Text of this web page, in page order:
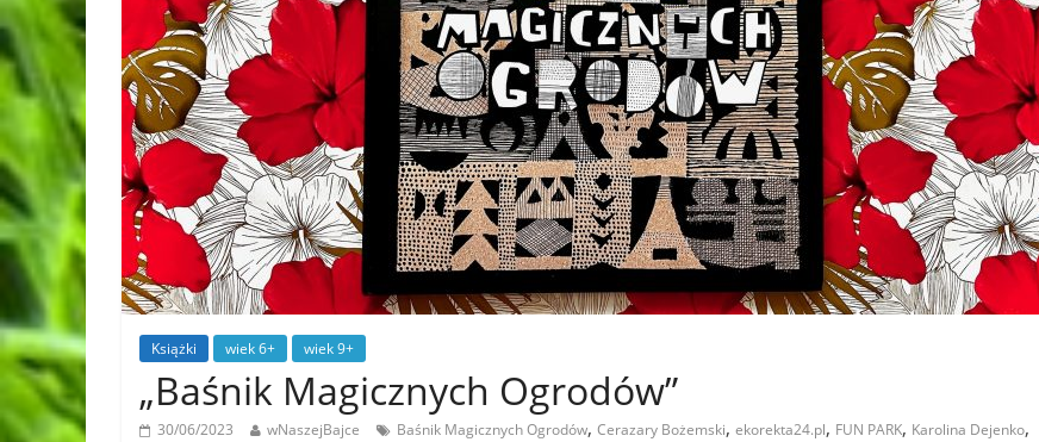
Książki wiek 6+ wiek 9+
„Baśnik Magicznych Ogrodów”
30/06/2023 wNaszejBajce Baśnik Magicznych Ogrodów, Cerazary Bożemski, ekorekta24.pl, FUN PARK, Karolina Dejenko,